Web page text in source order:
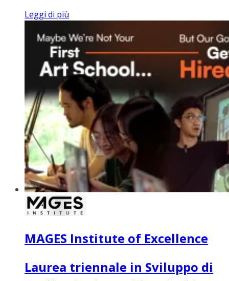
Leggi di più
MAGES Institute of Excellence
Laurea triennale in Sviluppo di